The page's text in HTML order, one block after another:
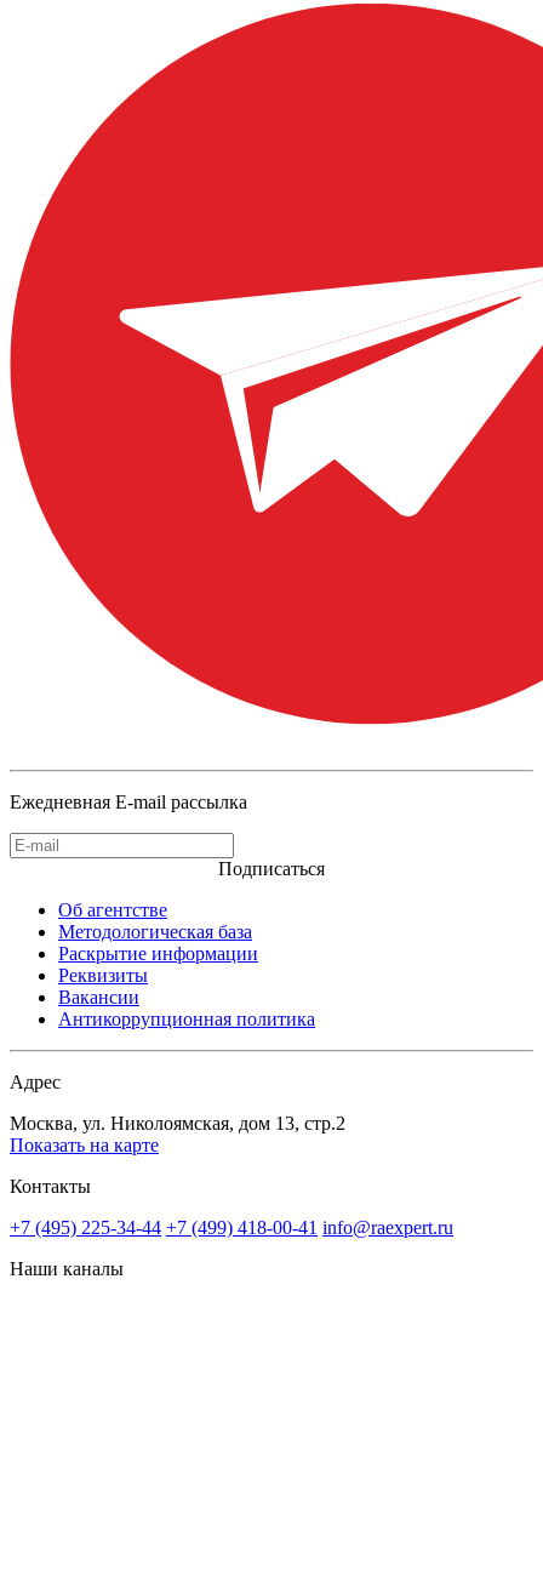
Ежедневная E-mail рассылка
Подписаться
Об агентстве
Методологическая база
Раскрытие информации
Реквизиты
Вакансии
Антикоррупционная политика
Адрес
Москва, ул. Николоямская, дом 13, стр.2
Показать на карте
Контакты
+7 (495) 225-34-44 +7 (499) 418-00-41 info@raexpert.ru
Наши каналы